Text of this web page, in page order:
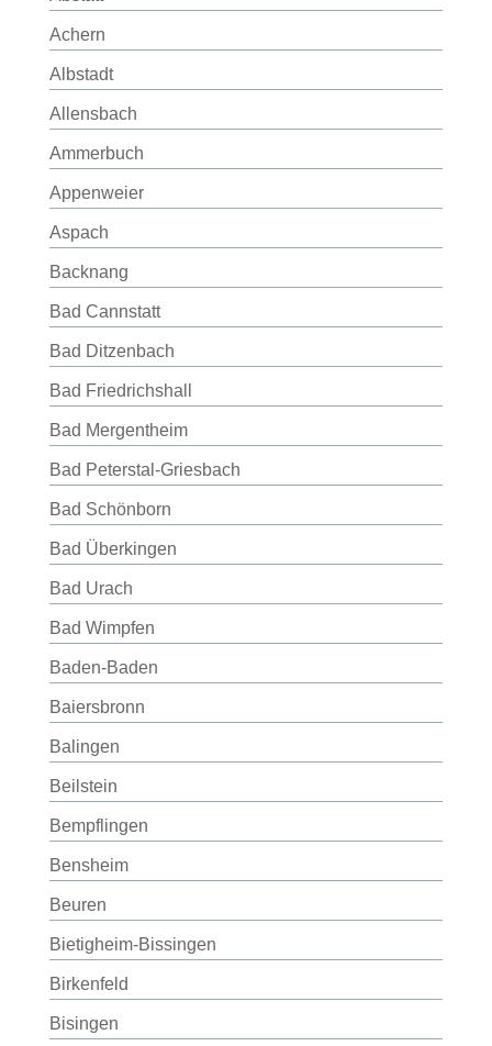
Achern
Albstadt
Allensbach
Ammerbuch
Appenweier
Aspach
Backnang
Bad Cannstatt
Bad Ditzenbach
Bad Friedrichshall
Bad Mergentheim
Bad Peterstal-Griesbach
Bad Schönborn
Bad Überkingen
Bad Urach
Bad Wimpfen
Baden-Baden
Baiersbronn
Balingen
Beilstein
Bempflingen
Bensheim
Beuren
Bietigheim-Bissingen
Birkenfeld
Bisingen